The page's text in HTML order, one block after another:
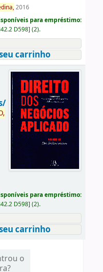
2016
para empréstimo:
D598] (2).
carrinho
para empréstimo:
D598] (2).
carrinho
o